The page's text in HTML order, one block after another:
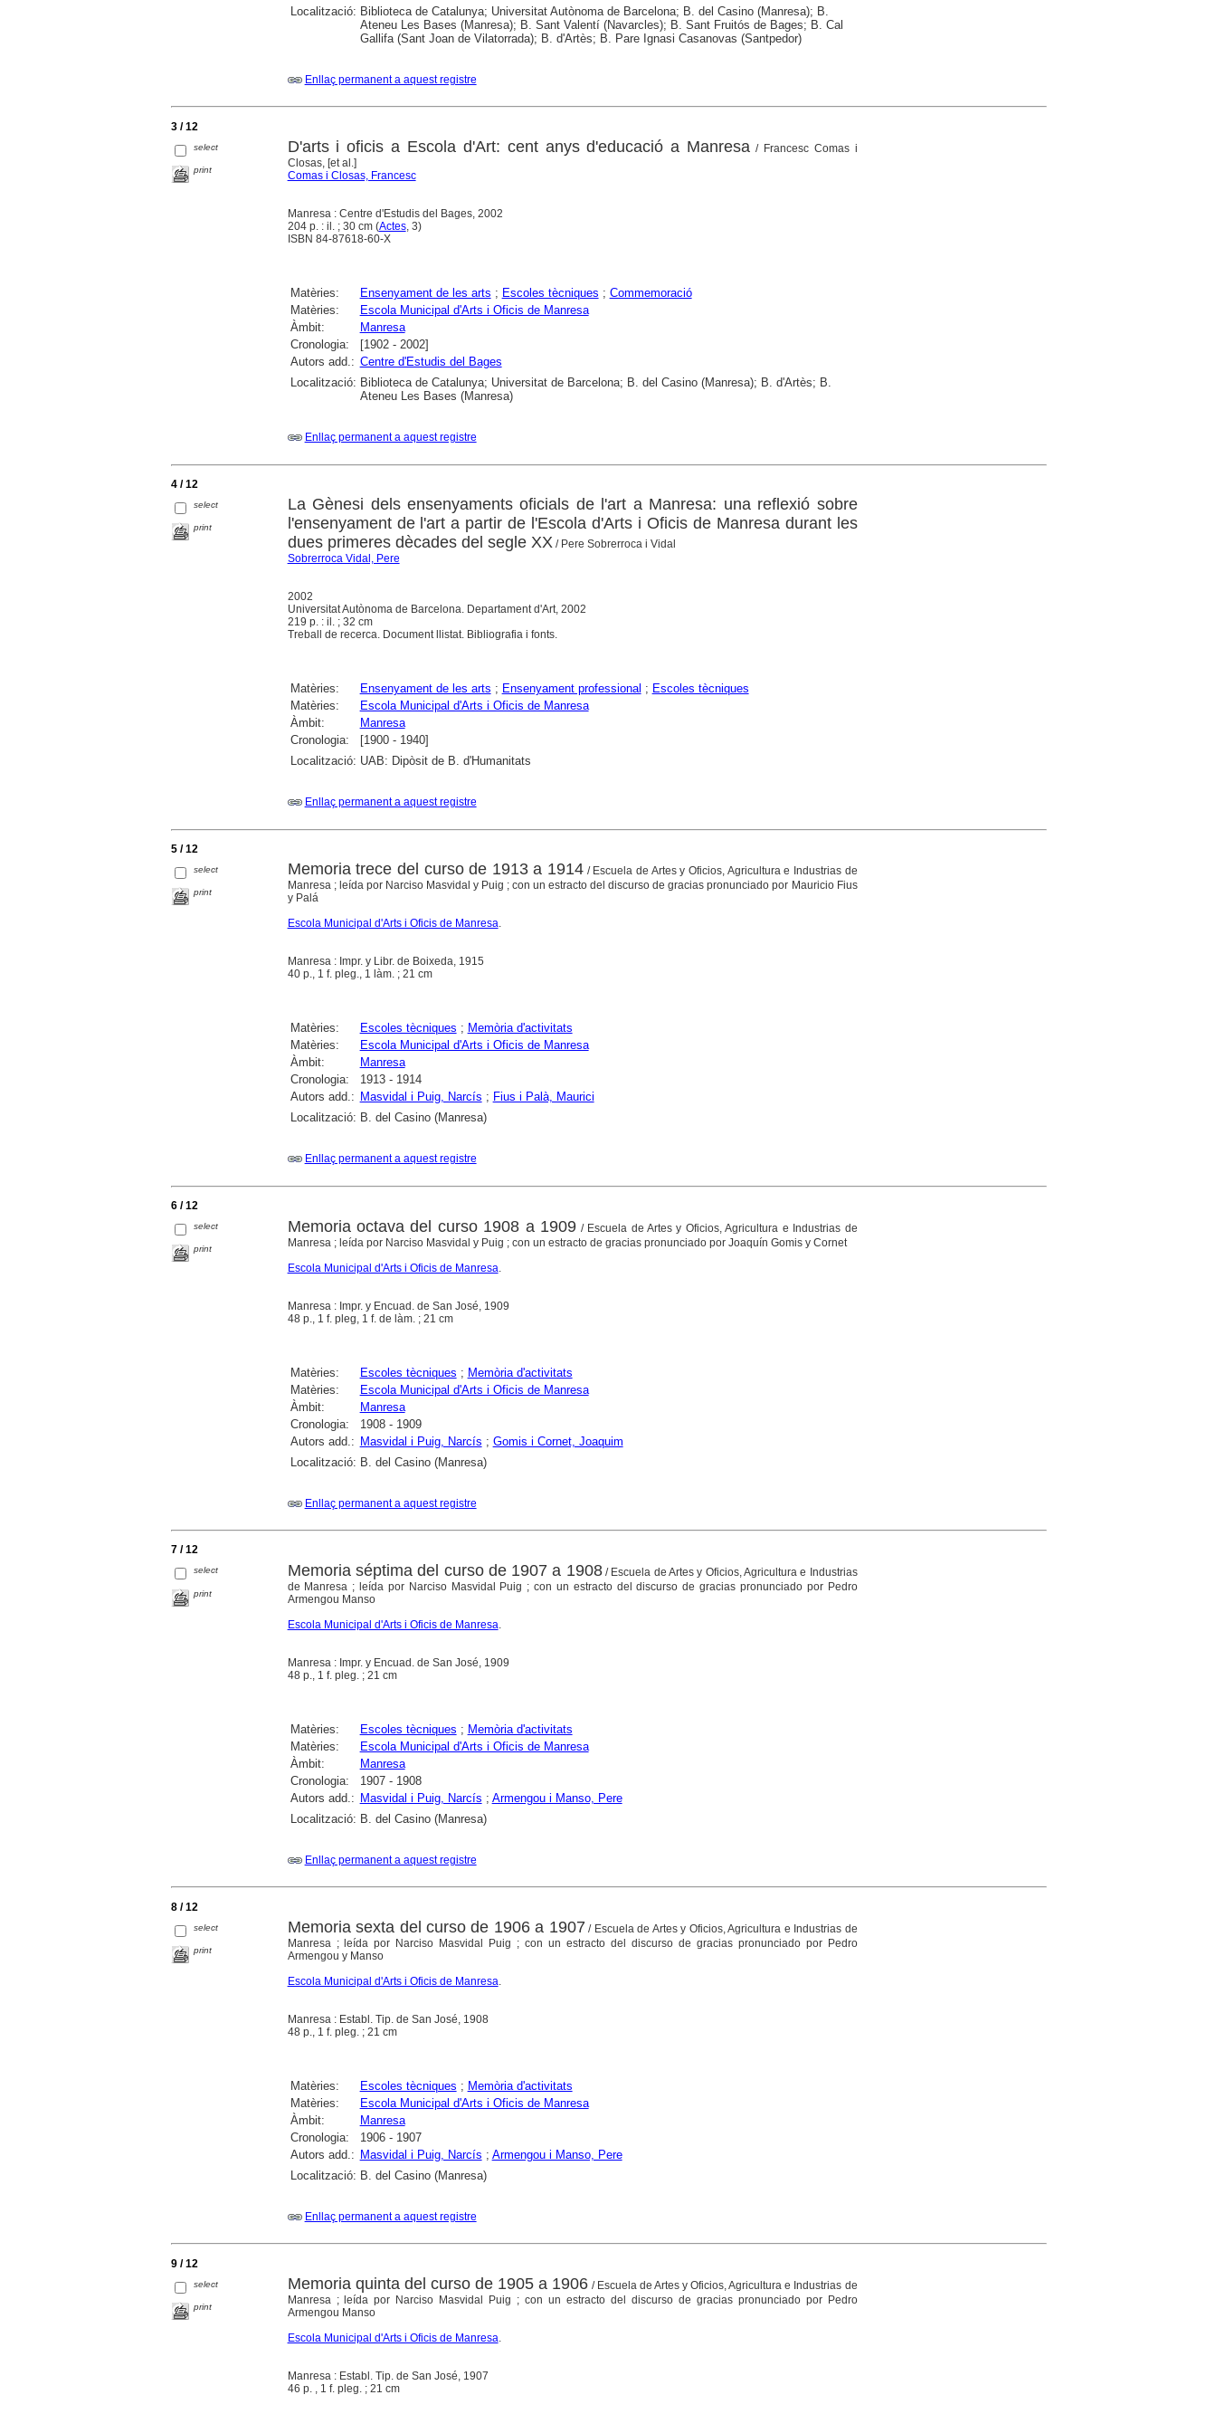
Localització: Biblioteca de Catalunya; Universitat Autònoma de Barcelona; B. del Casino (Manresa); B.
Ateneu Les Bases (Manresa); B. Sant Valentí (Navarcles); B. Sant Fruitós de Bages; B. Cal
Gallifa (Sant Joan de Vilatorrada); B. d'Artès; B. Pare Ignasi Casanovas (Santpedor)
Enllaç permanent a aquest registre
3 / 12
select
print
D'arts i oficis a Escola d'Art: cent anys d'educació a Manresa / Francesc Comas i
Closas, [et al.]
Comas i Closas, Francesc
Manresa : Centre d'Estudis del Bages, 2002
204 p. : il. ; 30 cm (Actes, 3)
ISBN 84-87618-60-X
Matèries: Ensenyament de les arts ; Escoles tècniques ; Commemoració
Matèries:
Escola Municipal d'Arts i Oficis de Manresa
Àmbit:
Manresa
Cronologia:
[1902 - 2002]
Autors add.: Centre d'Estudis del Bages
Localització: Biblioteca de Catalunya; Universitat de Barcelona; B. del Casino (Manresa); B. d'Artès; B.
Ateneu Les Bases (Manresa)
Enllaç permanent a aquest registre
4 / 12
select
print
La Gènesi dels ensenyaments oficials de l'art a Manresa: una reflexió sobre
l'ensenyament de l'art a partir de l'Escola d'Arts i Oficis de Manresa durant les
dues primeres dècades del segle XX/ Pere Sobrerroca i Vidal
Sobrerroca Vidal, Pere
2002
Universitat Autònoma de Barcelona. Departament d'Art, 2002
219 p. : il. ; 32 cm
Treball de recerca. Document llistat. Bibliografia i fonts.
Matèries: Ensenyament de les arts ; Ensenyament professional ; Escoles tècniques
Matèries:
Escola Municipal d'Arts i Oficis de Manresa
Àmbit:
Manresa
Cronologia:
[1900 - 1940]
Localització: UAB: Dipòsit de B. d'Humanitats
Enllaç permanent a aquest registre
5 / 12
select
print
Memoria trece del curso de 1913 a 1914 / Escuela de Artes y Oficios, Agricultura e Industrias de
Manresa ; leída por Narciso Masvidal y Puig ; con un estracto del discurso de gracias pronunciado por Mauricio Fius
y Palá
Escola Municipal d'Arts i Oficis de Manresa.
Manresa : Impr. y Libr. de Boixeda, 1915
40 p., 1 f. pleg., 1 làm. ; 21 cm
Matèries: Escoles tècniques ; Memòria d'activitats
Matèries:
Escola Municipal d'Arts i Oficis de Manresa
Àmbit:
Manresa
Cronologia:
1913 - 1914
Autors add.: Masvidal i Puig, Narcís ; Fius i Palà, Maurici
Localització: B. del Casino (Manresa)
Enllaç permanent a aquest registre
6 / 12
select
print
Memoria octava del curso 1908 a 1909 / Escuela de Artes y Oficios, Agricultura e Industrias de
Manresa ; leída por Narciso Masvidal y Puig ; con un estracto de gracias pronunciado por Joaquín Gomis y Cornet
Escola Municipal d'Arts i Oficis de Manresa
Manresa : Impr. y Encuad. de San José, 1909
48 p., 1 f. pleg, 1 f. de làm. ; 21 cm
Matèries: Escoles tècniques ; Memòria d'activitats
Matèries:
Escola Municipal d'Arts i Oficis de Manresa
Àmbit:
Manresa
Cronologia:
1908 - 1909
Autors add.: Masvidal i Puig, Narcís ; Gomis i Cornet, Joaquim
Localització: B. del Casino (Manresa)
Enllaç permanent a aquest registre
7 / 12
select
print
Memoria séptima del curso de 1907 a 1908/ Escuela de Artes y Oficios, Agricultura e Industrias
de Manresa ; leída por Narciso Masvidal Puig ; con un estracto del discurso de gracias pronunciado por Pedro
Armengou Manso
Escola Municipal d'Arts i Oficis de Manresa
Manresa : Impr. y Encuad. de San José, 1909
48 p., 1 f. pleg. ; 21 cm
Matèries: Escoles tècniques ; Memòria d'activitats
Matèries:
Escola Municipal d'Arts i Oficis de Manresa
Àmbit:
Manresa
Cronologia:
1907 - 1908
Autors add.: Masvidal i Puig, Narcís ; Armengou i Manso, Pere
Localització: B. del Casino (Manresa)
Enllaç permanent a aquest registre
8 / 12
select
print
Memoria sexta del curso de 1906 a 1907 / Escuela de Artes y Oficios, Agricultura e Industrias de
Manresa ; leída por Narciso Masvidal Puig ; con un estracto del discurso de gracias pronunciado por Pedro
Armengou y Manso
Escola Municipal d'Arts i Oficis de Manresa
Manresa : Establ. Tip. de San José, 1908
48 p., 1 f. pleg. ; 21 cm
Matèries: Escoles tècniques ; Memòria d'activitats
Matèries:
Escola Municipal d'Arts i Oficis de Manresa
Àmbit:
Manresa
Cronologia:
1906 - 1907
Autors add.: Masvidal i Puig, Narcís ; Armengou i Manso, Pere
Localització: B. del Casino (Manresa)
Enllaç permanent a aquest registre
9 / 12
select
print
Memoria quinta del curso de 1905 a 1906 / Escuela de Artes y Oficios, Agricultura e Industrias de
Manresa ; leída por Narciso Masvidal Puig ; con un estracto del discurso de gracias pronunciado por Pedro
Armengou Manso
Escola Municipal d'Arts i Oficis de Manresa.
Manresa : Establ. Tip. de San José, 1907
46 p. , 1 f. pleg. ; 21 cm